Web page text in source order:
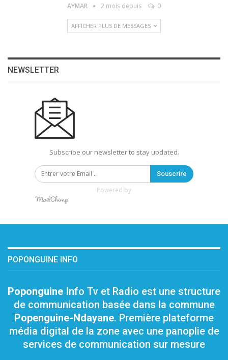
AYMAR 2 mois depuis 0
AFFICHER PLUS DE MESSAGES
NEWSLETTER
Subscribe our newsletter to stay updated.
Souscrire
Powered by
POPONGUINE INFO
Poponguine Info Tv et Radio est une structure
de communication basée dans la commune
Popenguine-Ndayane. Première plateforme
média digital de la zone avec une panoplie de
services de communication sur mesure